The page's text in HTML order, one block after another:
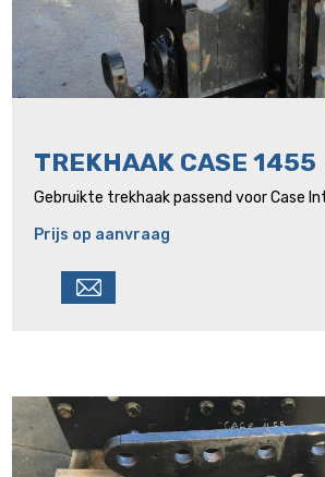
TREKHAAK CASE 1455
Gebruikte trekhaak passend voor Case
Prijs op aanvraag